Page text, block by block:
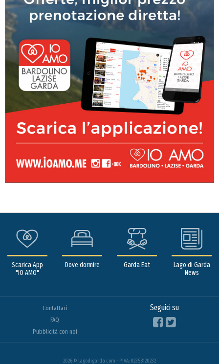
Scarica App
"IO AMO"
Dove dormire Garda Eat
Lago di Garda
News
Contattaci
FAQ
Pubblicità con noi
Seguici su
2026 © lagodigarda.com - P.IVA: 02358120232